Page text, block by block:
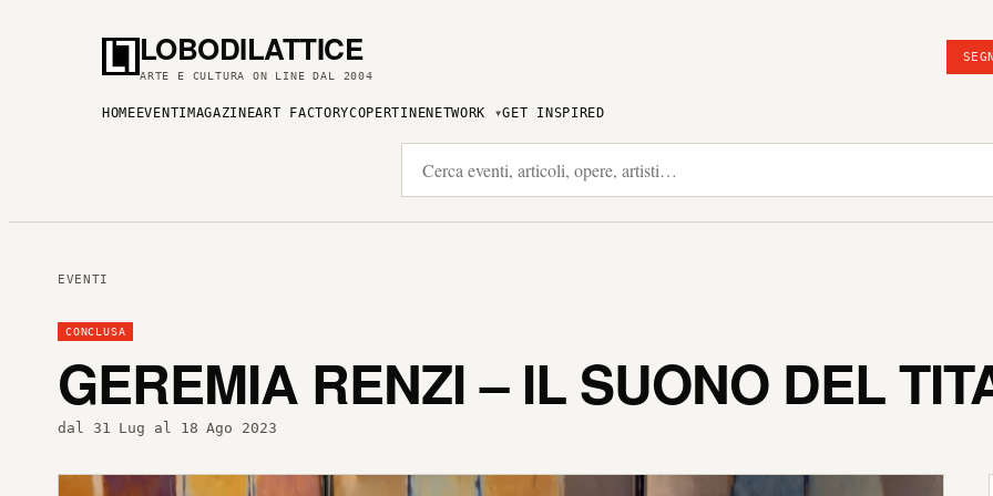
LOBODILATTICE
ARTE E CULTURA ON LINE DAL 2004
HOME EVENTI MAGAZINEART FACTORYCOPERTINENETWORK GET INSPIRED
EVENTI
CONCLUSA
GEREMIA RENZI – IL SUONO DEL
dal 31 Lug al 18 Ago 2023